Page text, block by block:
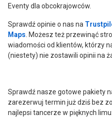
Eventy dla obcokrajowców.
Sprawdź opinie o nas na
Maps . Możesz też przewinąć
wiadomości od klientów, którzy
(niestety) nie zostawili opinii na
Sprawdź nasze gotowe pakiety
zarezerwuj termin już dziś bez
najlepsi tancerze w pięknych